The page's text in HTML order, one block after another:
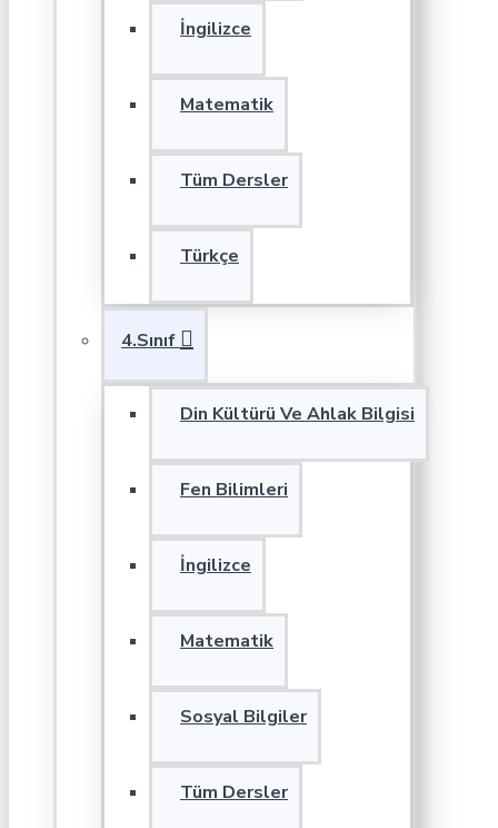
İngilizce
Matematik
Tüm Dersler
Türkçe
4.Sınıf
Din Kültürü Ve Ahlak Bilgisi
Fen Bilimleri
İngilizce
Matematik
Sosyal Bilgiler
Tüm Dersler